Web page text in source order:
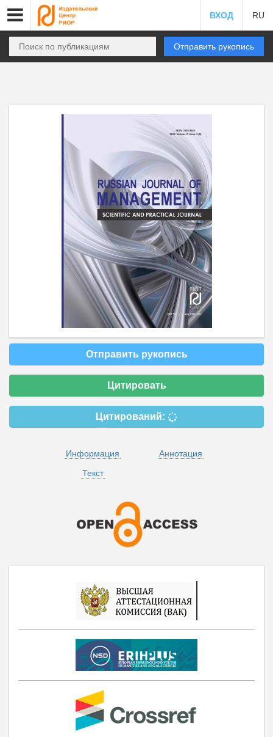
ВХОД RU
Отправить рукопись
Отправить рукопись
Цитировать
Цитирований:
Информация
Аннотация
Текст